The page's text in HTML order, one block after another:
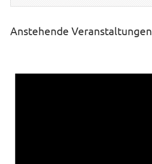
Anstehende Veranstaltungen